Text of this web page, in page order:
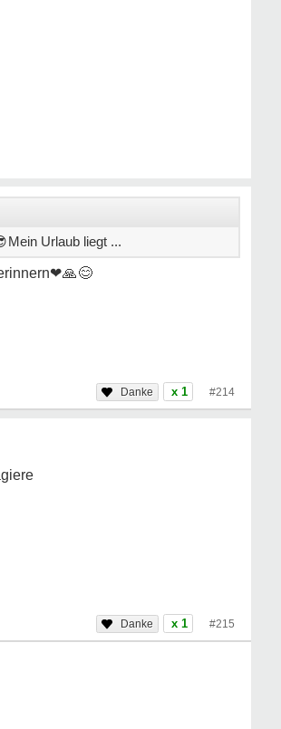
Mein Urlaub liegt ...
❤🙏😊
x 1 #214
x 1 #215